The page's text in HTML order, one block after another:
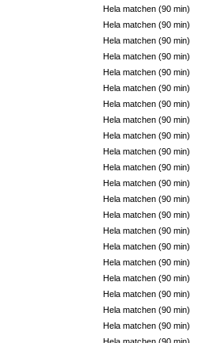
Hela matchen (90 min)
Hela matchen (90 min)
Hela matchen (90 min)
Hela matchen (90 min)
Hela matchen (90 min)
Hela matchen (90 min)
Hela matchen (90 min)
Hela matchen (90 min)
Hela matchen (90 min)
Hela matchen (90 min)
Hela matchen (90 min)
Hela matchen (90 min)
Hela matchen (90 min)
Hela matchen (90 min)
Hela matchen (90 min)
Hela matchen (90 min)
Hela matchen (90 min)
Hela matchen (90 min)
Hela matchen (90 min)
Hela matchen (90 min)
Hela matchen (90 min)